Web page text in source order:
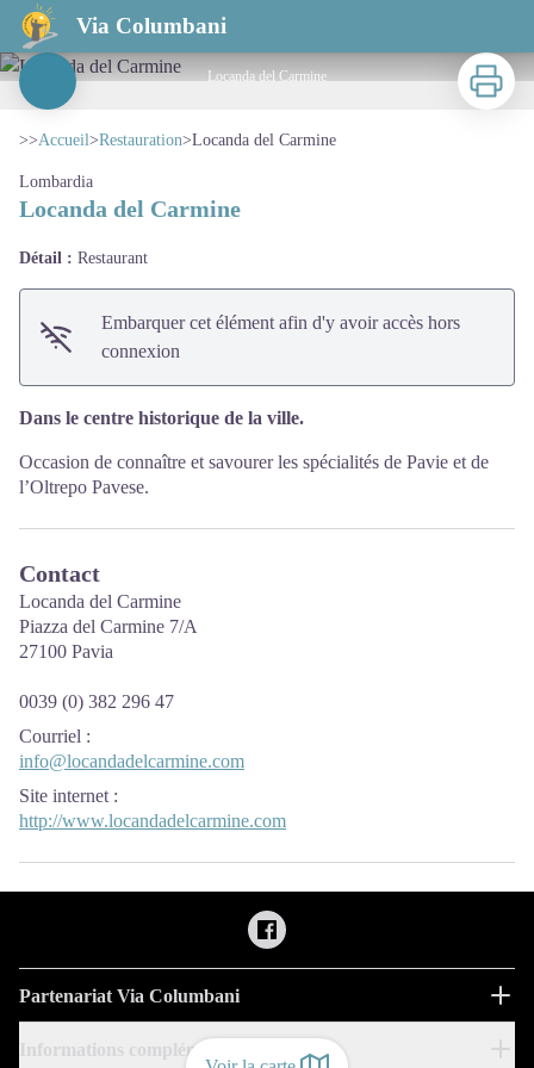
Via Columbani
Locanda del Carmine
Locanda del Carmine
Imprimer
>>Accueil>Restauration>Locanda del Carmine
Lombardia
Locanda del Carmine
Détail : Restaurant
Embarquer cet élément afin d'y avoir accès hors
connexion
Dans le centre historique de la ville.
Occasion de connaître et savourer les spécialités de Pavie et de
l’Oltrepo Pavese.
Contact
Locanda del Carmine
Piazza del Carmine 7/A
27100 Pavia
0039 (0) 382 296 47
Courriel :
info@locandadelcarmine.com
Site internet :
http://www.locandadelcarmine.com
Partenariat Via Columbani
Informations complémentaires